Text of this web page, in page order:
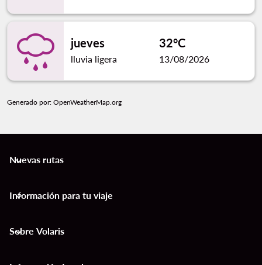
jueves
lluvia ligera
32°C
13/08/2026
Generado por: OpenWeatherMap.org
Nuevas rutas
keyboard_arrow_down
Información para tu viaje
keyboard_arrow_down
Sobre Volaris
keyboard_arrow_down